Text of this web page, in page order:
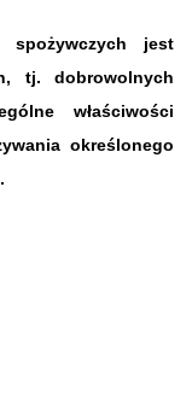
spożywczych jest
tj. dobrowolnych
właściwości
określonego